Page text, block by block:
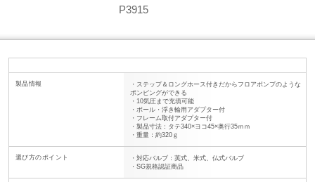
P3915
製品情報
・ステップ＆ロングホース付きだからフロアポンプのような
ポンピングができる
・10気圧まで充填可能
・ボール・浮き輪用アダプター付
・フレーム取付アダプター付
・製品寸法：タテ340×ヨコ45×奥行35ｍｍ
・重量：約320ｇ
選び方のポイント
・対応バルブ：英式、米式、仏式バルブ
・SG規格認証商品